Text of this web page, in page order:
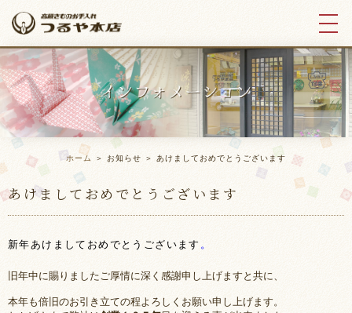
ホーム ＞ お知らせ ＞ あけましておめでとうございます
あけましておめでとうございます
新年あけましておめでとうございます 。
旧年中に賜りましたご厚情に深く感謝申し上げますと共に、
本年も倍旧のお引き立ての程よろしくお願い申し上げます。